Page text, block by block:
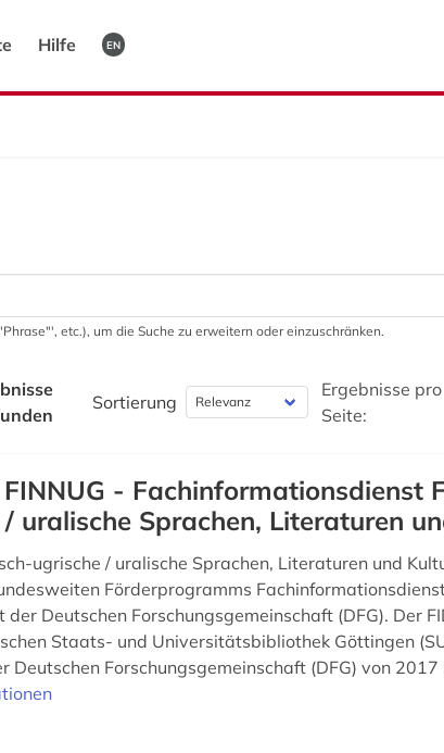
Hilfe EN
etc.), um die Suche zu erweitern oder einzuschränken.
Sortierung
Ergebnisse pro
Seite:
FINNUG - Fachinformationsdienst
uralische Sprachen, Literaturen
ugrische / uralische Sprachen, Literaturen und
Förderprogramms
der Deutschen Forschungsgemeinschaft (DFG). Der
Staats- und Universitätsbibliothek Göttingen
Deutschen Forschungsgemeinschaft (DFG) von